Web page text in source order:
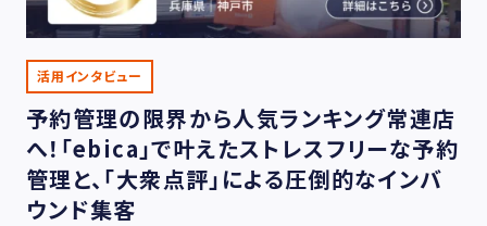
活用インタビュー
予約管理の限界から人気ランキング常連店
へ！「ebica」で叶えたストレスフリーな予約
管理と、「大衆点評」による圧倒的なインバ
ウンド集客